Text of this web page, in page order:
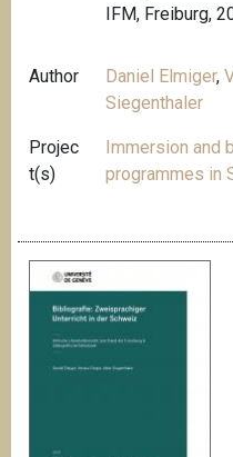
IFM, Freiburg,
Author Daniel Elmiger,
Siegenthaler
Projec
t(s)
Immersion and
programmes in